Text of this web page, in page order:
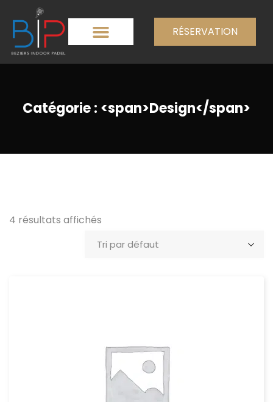
RÉSERVATION
Catégorie : <span>Design</span>
4 résultats affichés